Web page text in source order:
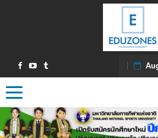
Toggle navigation